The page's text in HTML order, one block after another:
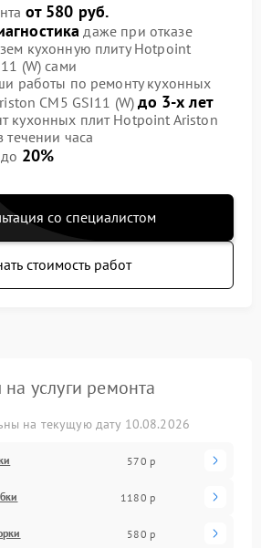
от 580 руб.
даже при отказе
кухонную плиту Hotpoint
(W) сами
работы по ремонту кухонных
CM5 GSI11 (W)до 3-х лет
кухонных плит Hotpoint Ariston
течении часа
20%
со специалистом
стоимость работ
услуги ремонта
на текущую дату 10.08.2026
570 р
1180 р
580 р